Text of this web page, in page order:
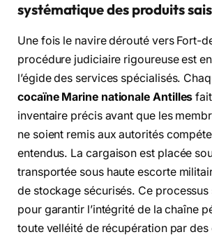
systématique des produits
Une fois le navire dérouté vers Fort-
procédure judiciaire rigoureuse est
l’égide des services spécialisés.
cocaïne Marine nationale Antilles fait
inventaire précis avant que les
ne soient remis aux autorités
entendus. La cargaison est placée
transportée sous haute escorte
de stockage sécurisés. Ce
pour garantir l’intégrité de la chaîne
toute velléité de récupération par